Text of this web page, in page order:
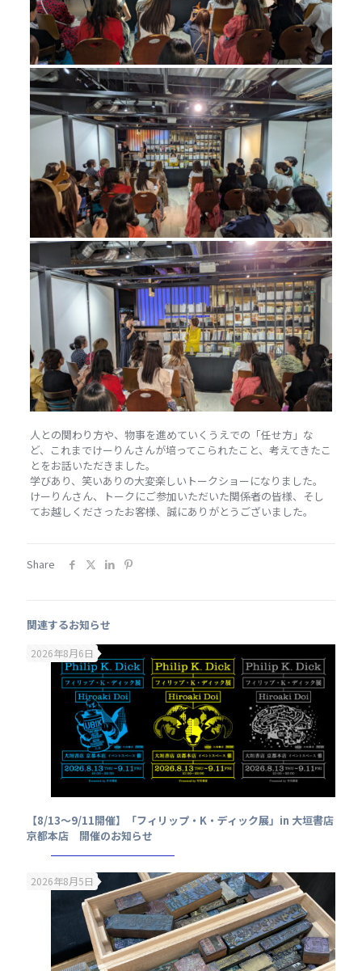
人との関わり方や、物事を進めていくうえでの「任せ方」な
ど、これまでけーりんさんが培ってこられたこと、考えてきたこ
とをお話いただきました。
学びあり、笑いありの大変楽しいトークショーになりました。
けーりんさん、トークにご参加いただいた関係者の皆様、そし
てお越しくださったお客様、誠にありがとうございました。
Share
関連するお知らせ
2026年8月6日
【8/13～9/11開催】「フィリップ・K・ディック展」in 大垣書店
京都本店 開催のお知らせ
2026年8月5日